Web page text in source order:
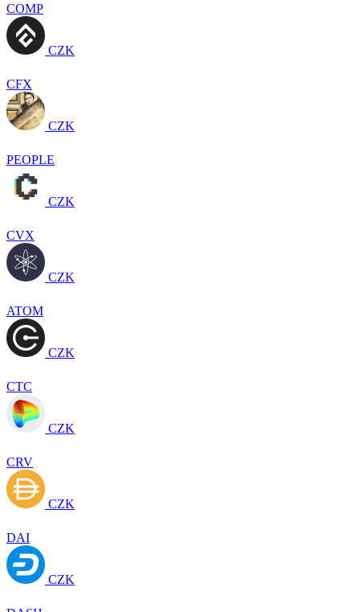
COMP
CZK
CFX
CZK
PEOPLE
CZK
CVX
CZK
ATOM
CZK
CTC
CZK
CRV
CZK
DAI
CZK